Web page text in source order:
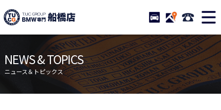
TUCグループ BMW専門 船
STOCK ACCESS 047-
ニュース
在庫リスト
目玉車両一覧
店舗紹介
保証＆サービス
アクセスマップ
NEWS & TOPICS
ニュース＆トピックス